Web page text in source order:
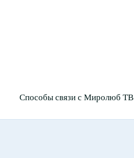
Способы связи с Миролюб ТВ